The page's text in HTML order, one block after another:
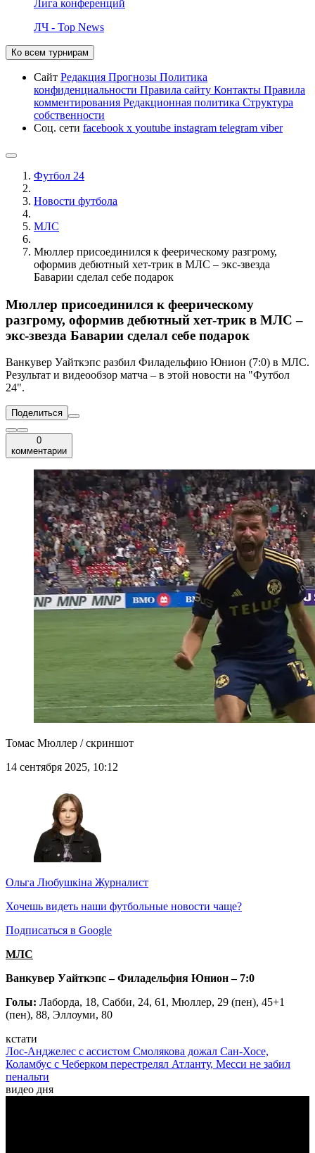
Лига конференций
ЛЧ - Top News
Ко всем турнирам
Сайт Редакция Прогнозы Политика
конфиденциальности Правила сайту Контакты Правила
комментирования Редакционная политика Структура
собственности
Соц. сети facebook x youtube instagram telegram viber
Футбол 24
Новости футбола
МЛС
Мюллер присоединился к феерическому разгрому,
оформив дебютный хет-трик в МЛС – экс-звезда
Баварии сделал себе подарок
Мюллер присоединился к феерическому
разгрому, оформив дебютный хет-трик в МЛС –
экс-звезда Баварии сделал себе подарок
Ванкувер Уайткэпс разбил Филадельфию Юнион (7:0) в МЛС.
Результат и видеообзор матча – в этой новости на "Футбол
24".
Поделиться
0
комментарии
Томас Мюллер / скриншот
14 сентября 2025, 10:12
Ольга Любушкіна Журналист
Хочешь видеть наши футбольные новости чаще?
Подписаться в Google
МЛС
Ванкувер Уайткэпс – Филадельфия Юнион – 7:0
Голы: Лаборда, 18, Сабби, 24, 61, Мюллер, 29 (пен), 45+1
(пен), 88, Эллоуми, 80
кстати
Лос-Анджелес с ассистом Смолякова дожал Сан-Хосе,
Коламбус с Чеберком перестрелял Атланту, Месси не забил
пенальти
видео дня